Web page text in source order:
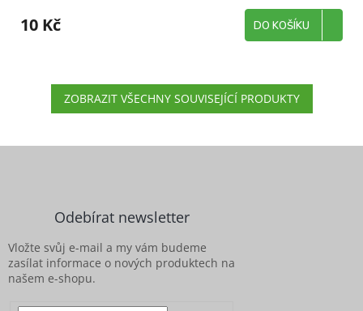
10 Kč DO KOŠÍKU
ZOBRAZIT VŠECHNY SOUVISEJÍCÍ PRODUKTY
Odebírat newsletter
Vložte svůj e-mail a my vám budeme
zasílat informace o nových produktech na
našem e-shopu.